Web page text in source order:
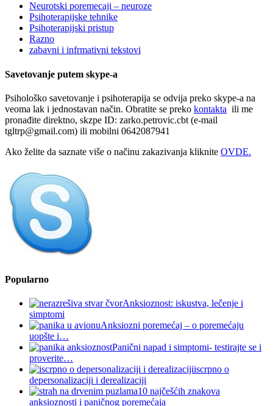
Neurotski poremecaji – neuroze
Psihoterapijske tehnike
Psihoterapijski pristup
Razno
zabavni i infrmativni tekstovi
Savetovanje putem skype-a
Psihološko savetovanje i psihoterapija se odvija preko skype-a na
veoma lak i jednostavan način. Obratite se preko kontakta ili me
pronađite direktno, skzpe ID: zarko.petrovic.cbt (e-mail
tgltrp@gmail.com) ili mobilni 0642087941
Ako želite da saznate više o načinu zakazivanja kliknite OVDE.
Popularno
Anksioznost: iskustva, lečenje i
simptomi
Anksiozni poremećaj – o poremećaju
uopšte i…
Panični napad i simptomi- testirajte se i
proverite…
iscrpno o
depersonalizaciji i derealizaciji
10 najčešćih znakova
anksioznosti i paničnog poremećaja